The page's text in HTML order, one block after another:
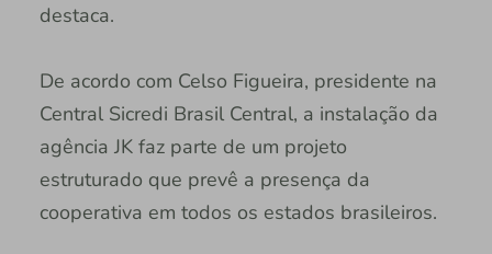
destaca.
De acordo com Celso Figueira, presidente na
Central Sicredi Brasil Central, a instalação da
agência JK faz parte de um projeto
estruturado que prevê a presença da
cooperativa em todos os estados brasileiros.